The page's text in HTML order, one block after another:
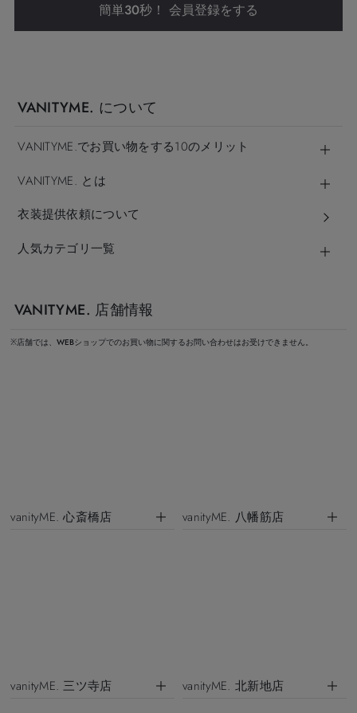
簡単30秒！ 会員登録をする
VANITYME. について
VANITYME.でお買い物をする10のメリット
VANITYME. とは
衣装提供依頼について
人気カテゴリ一覧
VANITYME. 店舗情報
※店舗では、WEBショップでのお買い物に関するお問い合わせはお受けできません。
vanityME. 心斎橋店 vanityME. 八幡筋店
vanityME. 三ツ寺店 vanityME. 北新地店